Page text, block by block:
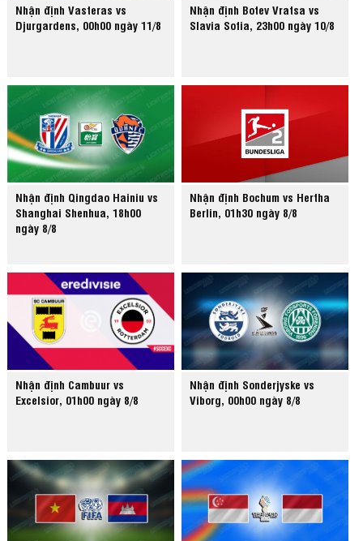
Nhận định Vasteras vs
Djurgardens, 00h00 ngày 11/8
Nhận định Botev Vratsa vs
Slavia Sofia, 23h00 ngày 10/8
Nhận định Qingdao Hainiu vs
Shanghai Shenhua, 18h00
ngày 8/8
Nhận định Bochum vs Hertha
Berlin, 01h30 ngày 8/8
Nhận định Cambuur vs
Excelsior, 01h00 ngày 8/8
Nhận định Sonderjyske vs
Viborg, 00h00 ngày 8/8